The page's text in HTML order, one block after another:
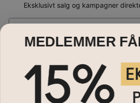
Eksklusivt salg og kampagner
Smykker
Halskæder
MEDLEMMER